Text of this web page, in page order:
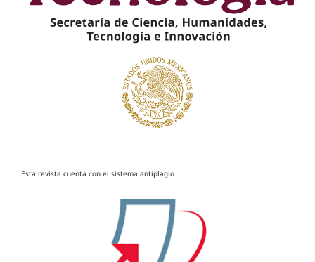
Esta revista cuenta con el sistema antiplagio